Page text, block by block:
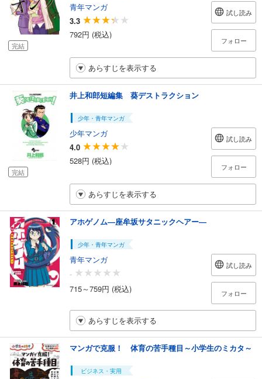
完結
青年マンガ
3.3
792円 (税込)
試し読み
フォロー
あらすじを表示する
完結
井上和郎短編集 葵デストラクション
少年・青年マンガ
少年マンガ
4.0
528円 (税込)
試し読み
フォロー
あらすじを表示する
アホゲノム―座牟坂サタニックヘアー―
少年・青年マンガ
青年マンガ
-
715～759円 (税込)
試し読み
フォロー
あらすじを表示する
マンガで克服！ 体育の苦手種目～小学生のミカタ～
ビジネス・実用